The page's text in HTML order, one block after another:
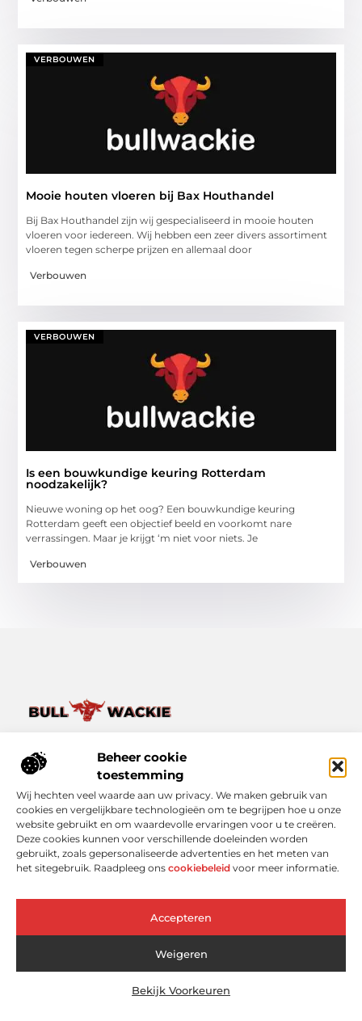
Beheer cookie
toestemming
Wij hechten veel waarde aan uw privacy. We maken gebruik van
cookies en vergelijkbare technologieën om te begrijpen hoe u onze
website gebruikt en om waardevolle ervaringen voor u te creëren.
Deze cookies kunnen voor verschillende doeleinden worden
gebruikt, zoals gepersonaliseerde advertenties en het meten van
het sitegebruik. Raadpleeg ons cookiebeleid voor meer informatie.
Accepteren
Weigeren
Bekijk Voorkeuren
VERBOUWEN
Mooie houten vloeren bij Bax Houthandel
Bij Bax Houthandel zijn wij gespecialiseerd in mooie houten
vloeren voor iedereen. Wij hebben een zeer divers assortiment
vloeren tegen scherpe prijzen en allemaal door
Verbouwen
VERBOUWEN
Is een bouwkundige keuring Rotterdam
noodzakelijk?
Nieuwe woning op het oog? Een bouwkundige keuring
Rotterdam geeft een objectief beeld en voorkomt nare
verrassingen. Maar je krijgt ‘m niet voor niets. Je
Verbouwen
het op Bullwackie.nl.
Verken een breed scala aan blogs en artikelen die je inspireren,
informeren en verrijken, van kleine momenten tot grote
inzichten.
Bericht categorie
Onze informatie
Cookiebeleid (EU)